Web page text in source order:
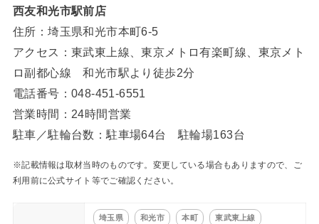
西友和光市駅前店
住所：埼玉県和光市本町6-5
アクセス：東武東上線、東京メトロ有楽町線、東京メト
ロ副都心線 和光市駅より徒歩2分
電話番号：048-451-6551
営業時間：24時間営業
駐車／駐輪台数：駐車場64台 駐輪場163台
※記載情報は取材当時のものです。変更している場合もありますので、ご
利用前に公式サイト等でご確認ください。
埼玉県 和光市 本町 東武東上線